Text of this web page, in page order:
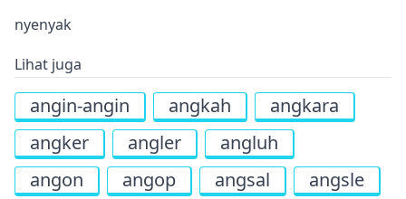
nyenyak
Lihat juga
angin-angin angkah
angkara
angker
angler
angluh
angon
angop angsal
angsle